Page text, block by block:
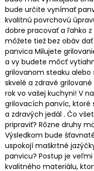
bude určite vynímať
kvalitnú povrchovú
dobre pracovať a ľahko
môžete tiež bez obáv
panvica Milujete
a vy budete môcť
grilovanom steaku alebo
skvelé a zdravé
rok vo vašej kuchyni! V
grilovacích panvíc, ktoré
a zdravých jedál . Čo
pripraviť? Rôzne druhy
Výsledkom bude
uspokojí maškrtné
panvicu? Postup je
kvalitného materiálu,